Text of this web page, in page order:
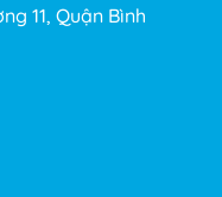
11, Quận Bình